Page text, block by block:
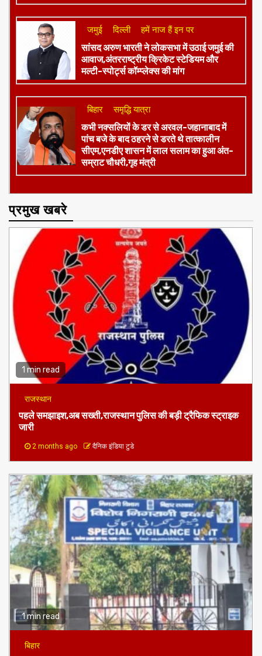
जमुई दिल्ली हमें नाज हैं इन पर
​सांसद अरुण भारती ने लोकसभा में उठाई जमुई की
आवाज,अंतरराष्ट्रीय क्रिकेट स्टेडियम और
मल्टी-स्पोर्ट्स कॉम्प्लेक्स की मांग
बिहार समृद्धि यात्रा
कभी नक्सलियों के डर से अरवल-जहानाबाद में
पांच बजे के बाद ठहरने से डरते थे तात्कालीन
सीएम,एनडीए शासन में लाल सलाम का हुआ अंत-
सम्राट चौधरी,गृह मंत्री
प्रमुख खबरे
1 min read
राजस्थान
पहले समझाइश,अब सख्ती,राजस्थान पुलिस की बड़ी ट्रैफिक स्ट्राइक
जारी
2 months ago दैनिक इंडिया टुडे
1 min read
बिहार